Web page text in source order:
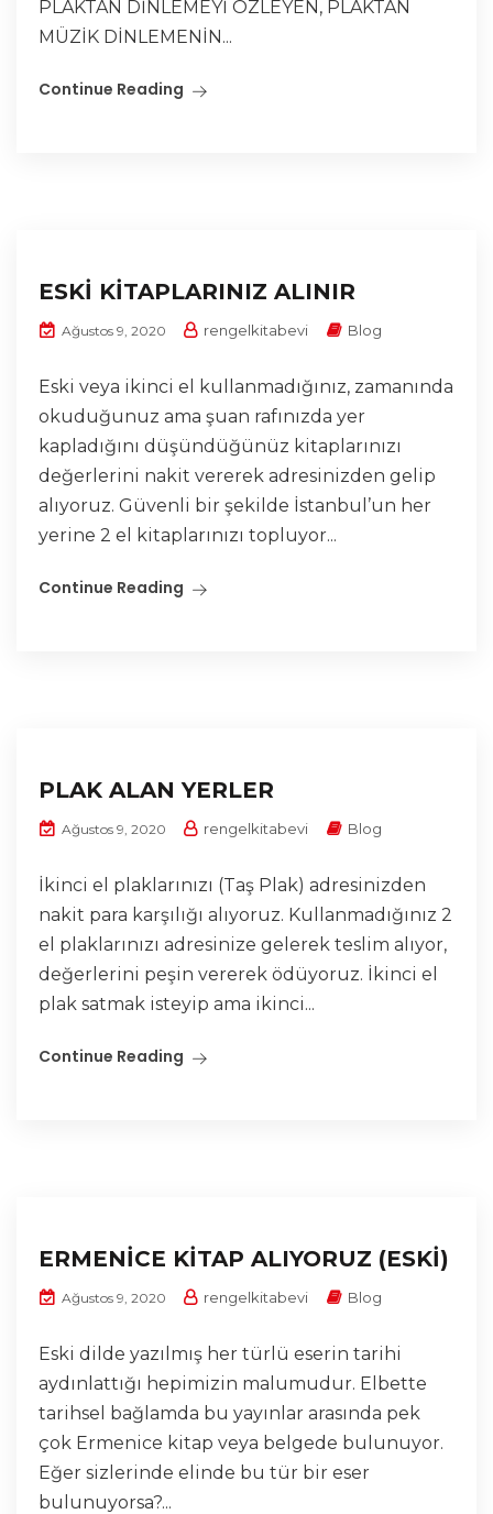
PLAKTAN DİNLEMEYİ ÖZLEYEN, PLAKTAN
MÜZİK DİNLEMENİN...
Continue Reading
ESKİ KİTAPLARINIZ ALINIR
Ağustos 9, 2020 rengelkitabevi Blog
Eski veya ikinci el kullanmadığınız, zamanında
okuduğunuz ama şuan rafınızda yer
kapladığını düşündüğünüz kitaplarınızı
değerlerini nakit vererek adresinizden gelip
alıyoruz. Güvenli bir şekilde İstanbul’un her
yerine 2 el kitaplarınızı topluyor...
Continue Reading
PLAK ALAN YERLER
Ağustos 9, 2020 rengelkitabevi Blog
İkinci el plaklarınızı (Taş Plak) adresinizden
nakit para karşılığı alıyoruz. Kullanmadığınız 2
el plaklarınızı adresinize gelerek teslim alıyor,
değerlerini peşin vererek ödüyoruz. İkinci el
plak satmak isteyip ama ikinci...
Continue Reading
ERMENİCE KİTAP ALIYORUZ (ESKİ)
Ağustos 9, 2020 rengelkitabevi Blog
Eski dilde yazılmış her türlü eserin tarihi
aydınlattığı hepimizin malumudur. Elbette
tarihsel bağlamda bu yayınlar arasında pek
çok Ermenice kitap veya belgede bulunuyor.
Eğer sizlerinde elinde bu tür bir eser
bulunuyorsa?...